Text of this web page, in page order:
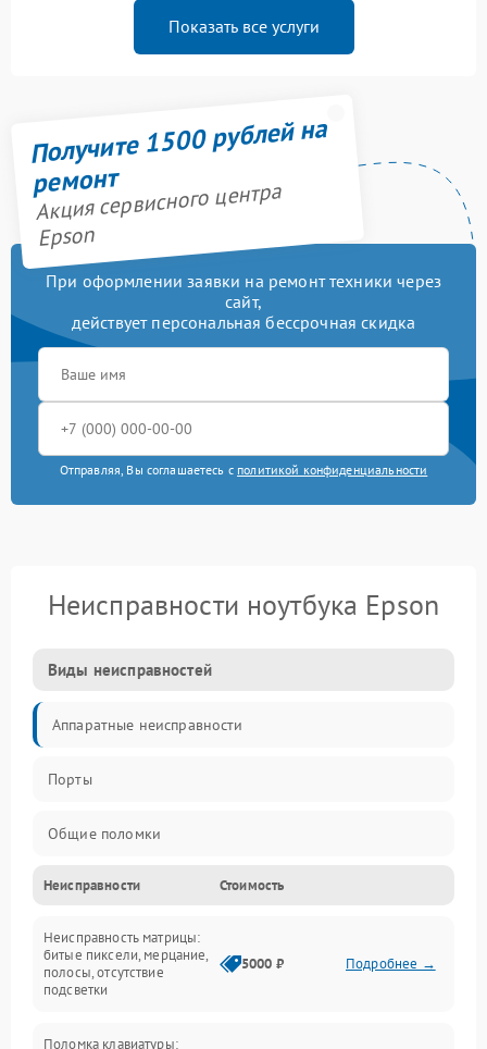
Показать все услуги
Получите 1500 рублей на
ремонт
Акция сервисного центра
Epson
При оформлении заявки на ремонт техники через
сайт,
действует персональная бессрочная скидка
Отправляя, Вы соглашаетесь с политикой конфиденциальности
Неисправности ноутбука Epson
Виды неисправностей
Аппаратные неисправности
Порты
Общие поломки
Устройства
Программные ошибки
Электрические и системные сбои
Неисправности Стоимость
Неисправность матрицы:
битые пиксели, мерцание,
полосы, отсутствие
подсветки
5000 ₽ Подробнее →
Поломка клавиатуры: